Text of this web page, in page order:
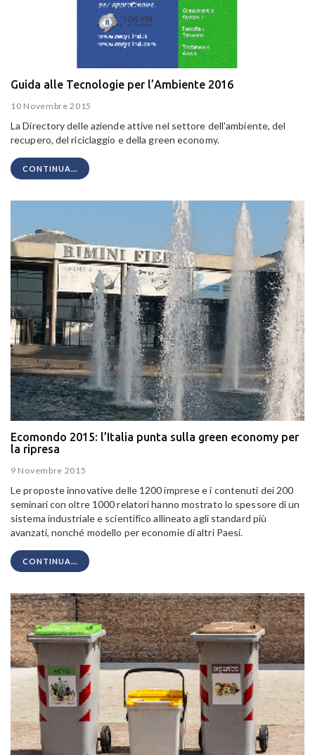
Guida alle Tecnologie per l’Ambiente 2016
10 Novembre 2015
La Directory delle aziende attive nel settore dell'ambiente, del
recupero, del riciclaggio e della green economy.
CONTINUA...
Ecomondo 2015: l’Italia punta sulla green economy per
la ripresa
9 Novembre 2015
Le proposte innovative delle 1200 imprese e i contenuti dei 200
seminari con oltre 1000 relatori hanno mostrato lo spessore di un
sistema industriale e scientifico allineato agli standard più
avanzati, nonché modello per economie di altri Paesi.
CONTINUA...